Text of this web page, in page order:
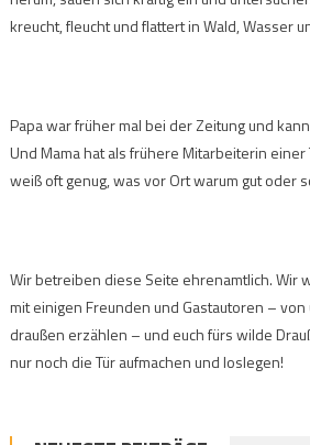
kreucht, fleucht und flattert in Wald, Wasser
Papa war früher mal bei der Zeitung und
Und Mama hat als frühere Mitarbeiterin
weiß oft genug, was vor Ort warum gut oder
Wir betreiben diese Seite ehrenamtlich. Wir
mit einigen Freunden und Gastautoren –
draußen erzählen – und euch fürs wilde
nur noch die Tür aufmachen und loslegen!